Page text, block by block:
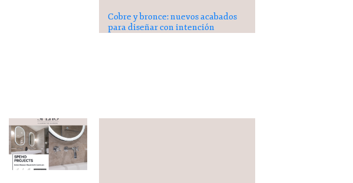
Cobre y bronce: nuevos acabados
para diseñar con intención